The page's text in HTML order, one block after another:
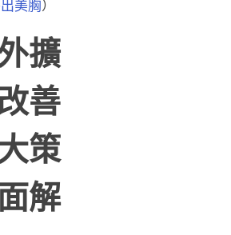
美胸）
擴
善
策
解